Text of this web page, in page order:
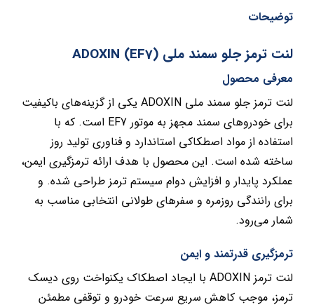
توضیحات
لنت ترمز جلو سمند ملی (EF7) ADOXIN
معرفی محصول
لنت ترمز جلو سمند ملی ADOXIN یکی از گزینه‌های باکیفیت
برای خودروهای سمند مجهز به موتور EF7 است. که با
استفاده از مواد اصطکاکی استاندارد و فناوری تولید روز
ساخته شده است. این محصول با هدف ارائه ترمزگیری ایمن،
عملکرد پایدار و افزایش دوام سیستم ترمز طراحی شده. و
برای رانندگی روزمره و سفرهای طولانی انتخابی مناسب به
شمار می‌رود.
ترمزگیری قدرتمند و ایمن
لنت ترمز ADOXIN با ایجاد اصطکاک یکنواخت روی دیسک
ترمز، موجب کاهش سریع سرعت خودرو و توقفی مطمئن